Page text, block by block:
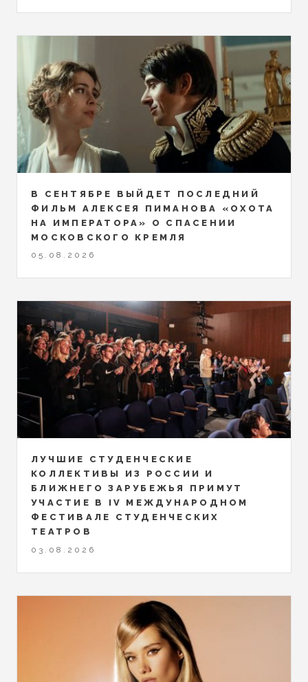
В СЕНТЯБРЕ ВЫЙДЕТ ПОСЛЕДНИЙ
ФИЛЬМ АЛЕКСЕЯ ПИМАНОВА «ОХОТА
НА ИМПЕРАТОРА» О СПАСЕНИИ
МОСКОВСКОГО КРЕМЛЯ
05.08.2026
ЛУЧШИЕ СТУДЕНЧЕСКИЕ
КОЛЛЕКТИВЫ ИЗ РОССИИ И
БЛИЖНЕГО ЗАРУБЕЖЬЯ ПРИМУТ
УЧАСТИЕ В IV МЕЖДУНАРОДНОМ
ФЕСТИВАЛЕ СТУДЕНЧЕСКИХ
ТЕАТРОВ
03.08.2026